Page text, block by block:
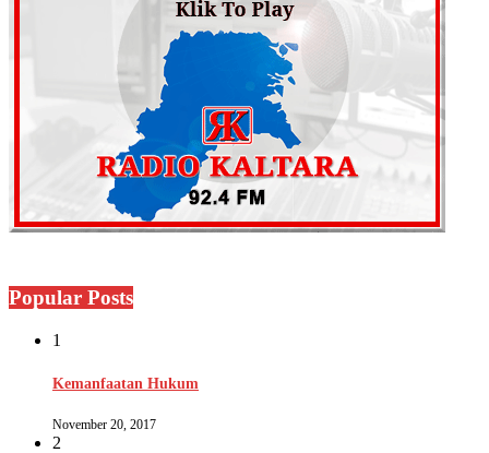
Popular Posts
1
Kemanfaatan Hukum
November 20, 2017
2